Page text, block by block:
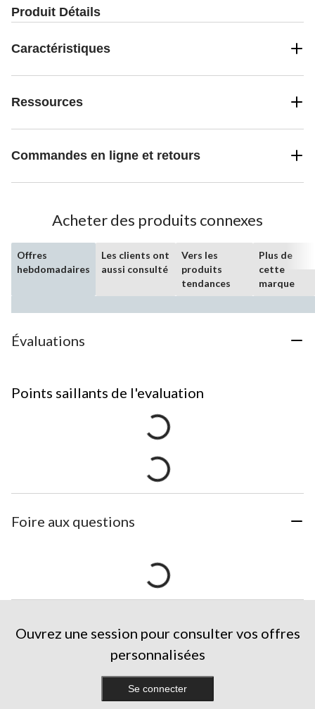
Produit Détails
Caractéristiques
Ressources
Commandes en ligne et retours
Acheter des produits connexes
Offres
hebdomadaires
Les clients ont
aussi consulté
Vers les
produits
tendances
Plus de
cette
marque
Évaluations
Points saillants de l'evaluation
Foire aux questions
Ouvrez une session pour consulter vos offres
personnalisées
Se connecter